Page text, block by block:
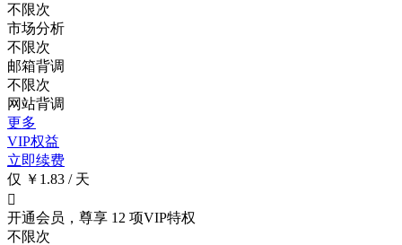
不限次
市场分析
不限次
邮箱背调
不限次
网站背调
更多
VIP权益
立即续费
仅 ￥1.83 / 天

开通会员，尊享 12 项VIP特权
不限次